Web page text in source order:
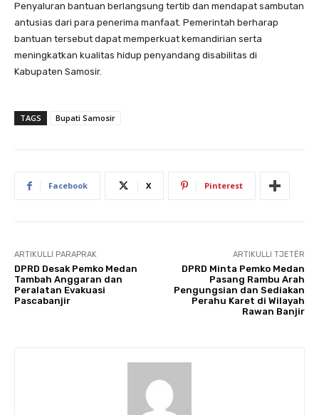
Penyaluran bantuan berlangsung tertib dan mendapat sambutan
antusias dari para penerima manfaat. Pemerintah berharap
bantuan tersebut dapat memperkuat kemandirian serta
meningkatkan kualitas hidup penyandang disabilitas di
Kabupaten Samosir.
TAGS Bupati Samosir
Facebook X Pinterest
ARTIKULLI PARAPRAK
DPRD Desak Pemko Medan
Tambah Anggaran dan
Peralatan Evakuasi
Pascabanjir
ARTIKULLI TJETËR
DPRD Minta Pemko Medan
Pasang Rambu Arah
Pengungsian dan Sediakan
Perahu Karet di Wilayah
Rawan Banjir